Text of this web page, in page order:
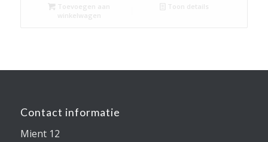
Toevoegen aan
winkelwagen
Toon details
Contact informatie
Mient 12